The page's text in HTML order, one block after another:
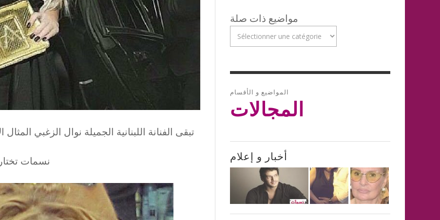
تبقى الفنانة اللبنانية الجميلة نوال الزغبي
نسمات
مواضيع ذات صلة
المواضيع و الأقسام
المجالات
أخبار و إعلام